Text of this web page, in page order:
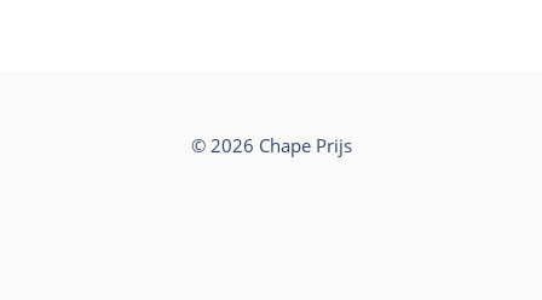
© 2026 Chape Prijs